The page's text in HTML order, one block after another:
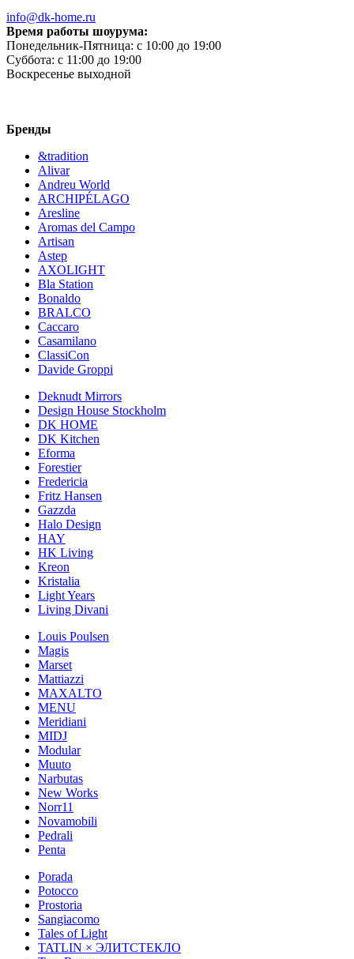
info@dk-home.ru
Время работы шоурума:
Понедельник-Пятница: c 10:00 до 19:00
Суббота: c 11:00 до 19:00
Воскресенье выходной
Бренды
&tradition
Alivar
Andreu World
ARCHIPÉLAGO
Aresline
Aromas del Campo
Artisan
Astep
AXOLIGHT
Bla Station
Bonaldo
BRALCO
Caccaro
Casamilano
ClassiCon
Davide Groppi
Deknudt Mirrors
Design House Stockholm
DK HOME
DK Kitchen
Eforma
Forestier
Fredericia
Fritz Hansen
Gazzda
Halo Design
HAY
HK Living
Kreon
Kristalia
Light Years
Living Divani
Louis Poulsen
Magis
Marset
Mattiazzi
MAXALTO
MENU
Meridiani
MIDJ
Modular
Muuto
Narbutas
New Works
Norr11
Novamobili
Pedrali
Penta
Porada
Potocco
Prostoria
Sangiacomo
Tales of Light
TATLIN × ЭЛИТСТЕКЛО